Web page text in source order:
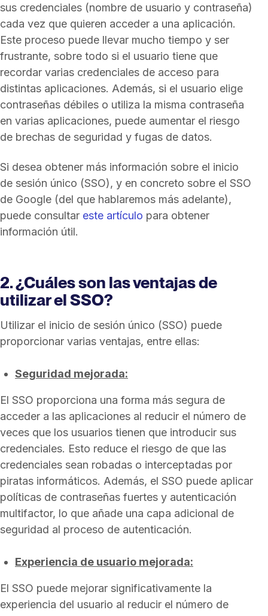
sus credenciales (nombre de usuario y contraseña)
cada vez que quieren acceder a una aplicación.
Este proceso puede llevar mucho tiempo y ser
frustrante, sobre todo si el usuario tiene que
recordar varias credenciales de acceso para
distintas aplicaciones. Además, si el usuario elige
contraseñas débiles o utiliza la misma contraseña
en varias aplicaciones, puede aumentar el riesgo
de brechas de seguridad y fugas de datos.
Si desea obtener más información sobre el inicio
de sesión único (SSO), y en concreto sobre el SSO
de Google (del que hablaremos más adelante),
puede consultar este artículo para obtener
información útil.
2. ¿Cuáles son las ventajas de
utilizar el SSO?
Utilizar el inicio de sesión único (SSO) puede
proporcionar varias ventajas, entre ellas:
Seguridad mejorada:
El SSO proporciona una forma más segura de
acceder a las aplicaciones al reducir el número de
veces que los usuarios tienen que introducir sus
credenciales. Esto reduce el riesgo de que las
credenciales sean robadas o interceptadas por
piratas informáticos. Además, el SSO puede aplicar
políticas de contraseñas fuertes y autenticación
multifactor, lo que añade una capa adicional de
seguridad al proceso de autenticación.
Experiencia de usuario mejorada:
El SSO puede mejorar significativamente la
experiencia del usuario al reducir el número de